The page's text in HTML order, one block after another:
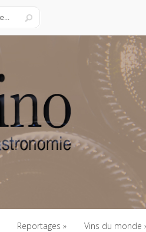
Reportages Vins du monde